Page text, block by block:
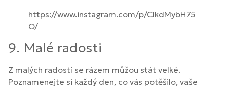
https://www.instagram.com/p/CIkdMybH75
O/
9. Malé radosti
Z malých radostí se rázem můžou stát velké.
Poznamenejte si každý den, co vás potěšilo, vaše